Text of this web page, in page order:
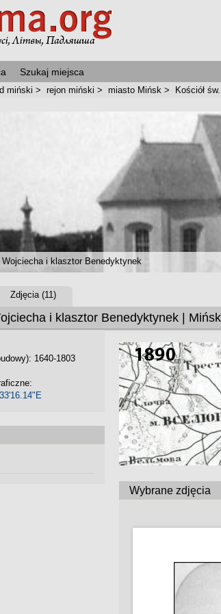
Szukaj miejsca
miński > rejon miński > miasto Mińsk > Kościół
Wojciecha i klasztor Benedyktynek
i klasztor Benedyktynek | Mińsk
Zdjęcia (11)
1640-1803
Wybrane zdjęcia